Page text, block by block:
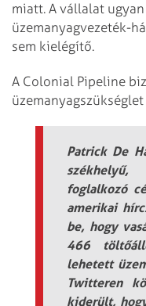
miatt. A vállalat
üzemanyagvezeték-
sem kielégítő.
A Colonial Pipeline
Patrick De
foglalkozó
amerikai
be, hogy
466
lehetett
Twitteren
kiderült,